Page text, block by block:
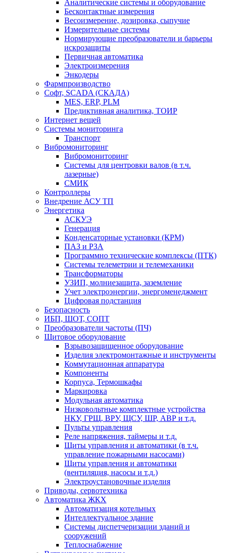
Аналитические системы и оборудование
Бесконтактные измерения
Весоизмерение, дозировка, сыпучие
Измерительные системы
Нормирующие преобразователи и барьеры
искрозащиты
Первичная автоматика
Электроизмерения
Энкодеры
Фармпроизводство
Софт, SCADA (СКАДА)
MES, ERP, PLM
Предиктивная аналитика, ТОИР
Интернет вещей
Системы мониторинга
Транспорт
Вибромониторинг
Вибромониторинг
Системы для центровки валов (в т.ч.
лазерные)
СМИК
Контроллеры
Внедрение АСУ ТП
Энергетика
АСКУЭ
Генерация
Конденсаторные установки (КРМ)
ПАЗ и РЗА
Программно технические комплексы (ПТК)
Системы телеметрии и телемеханики
Трансформаторы
УЗИП, молниезащита, заземление
Учет электроэнергии, энергоменеджмент
Цифровая подстанция
Безопасность
ИБП, ШОТ, СОПТ
Преобразователи частоты (ПЧ)
Щитовое оборудование
Взрывозащищенное оборудование
Изделия электромонтажные и инструменты
Коммутационная аппаратура
Компоненты
Корпуса, Термошкафы
Маркировка
Модульная автоматика
Низковольтные комплектные устройства
НКУ, ГРЩ, ВРУ, ЩСУ, ШР, АВР и т.д.
Пульты управления
Реле напряжения, таймеры и т.д.
Щиты управления и автоматики (в т.ч.
управление пожарными насосами)
Щиты управления и автоматики
(вентиляция, насосы и т.д.)
Электроустановочные изделия
Приводы, сервотехника
Автоматика ЖКХ
Автоматизация котельных
Интеллектуальное здание
Системы диспетчеризации зданий и
сооружений
Теплоснабжение